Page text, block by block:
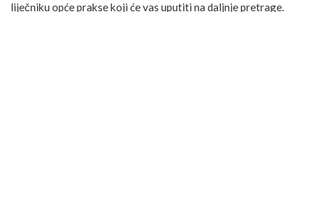
liječniku opće prakse koji će vas uputiti na daljnje pretrage.